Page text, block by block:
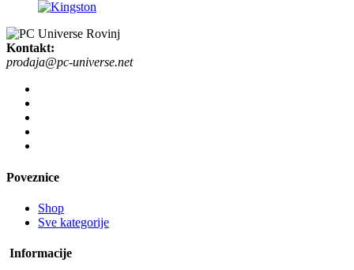
Kontakt:
prodaja@pc-universe.net
Poveznice
Shop
Sve kategorije
Informacije